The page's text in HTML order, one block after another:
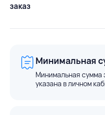
заказ
Минимальная
Минимальная сумма
указана в личном